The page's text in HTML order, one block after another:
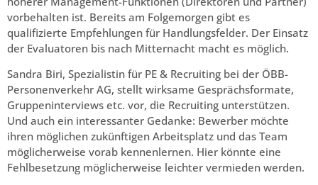
vorbehalten ist. Bereits am Folgemorgen gibt es
qualifizierte Empfehlungen für Handlungsfelder. Der Einsatz
der Evaluatoren bis nach Mitternacht macht es möglich.
Sandra Biri, Spezialistin für PE & Recruiting bei der ÖBB-
Personenverkehr AG, stellt wirksame Gesprächsformate,
Gruppeninterviews etc. vor, die Recruiting unterstützen.
Und auch ein interessanter Gedanke: Bewerber möchte
ihren möglichen zukünftigen Arbeitsplatz und das Team
möglicherweise vorab kennenlernen. Hier könnte eine
Fehlbesetzung möglicherweise leichter vermieden werden.